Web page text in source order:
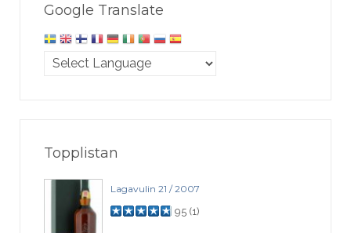
Google Translate
Topplistan
Lagavulin 21 / 2007
95 (1)